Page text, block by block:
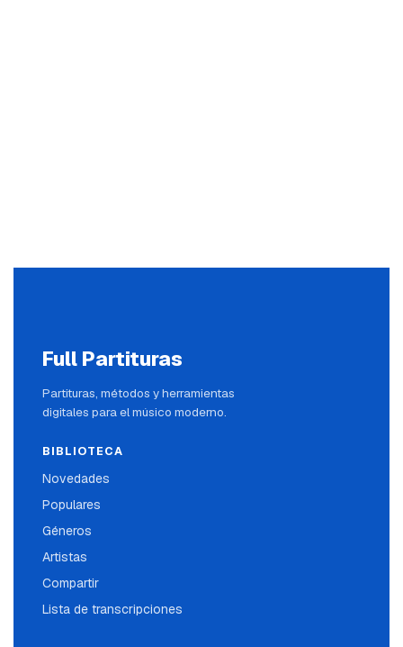
Full Partituras
Partituras, métodos y herramientas
digitales para el músico moderno.
BIBLIOTECA
Novedades
Populares
Géneros
Artistas
Compartir
Lista de transcripciones